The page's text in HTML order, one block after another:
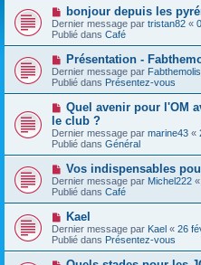
N
o
u
v
e
a
u
m
e
s
s
a
g
e
bonjour depuis les
Dernier message par tristan82 «
Publié dans Café
N
o
u
v
a
u
m
e
s
s
g
e
Présentation -
Dernier message par Fabthemolis
Publié dans Présentez-vous
N
u
v
e
a
u
m
e
s
s
a
g
e
Quel avenir pour l'OM
le club ?
Dernier message par marine43 «
Publié dans Général
N
o
u
v
e
a
u
m
e
Vos indispensables
Dernier message par Michel222 «
Publié dans Café
N
o
u
v
Kael
Dernier message par Kael « 26
Publié dans Présentez-vous
N